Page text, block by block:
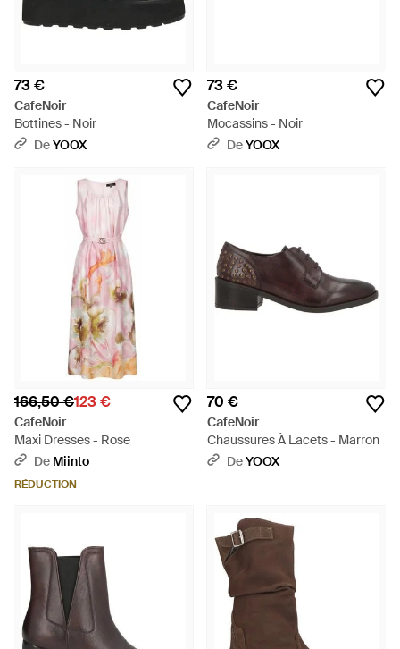
73 €
CafeNoir
Bottines - Noir
DeYOOX
73 €
CafeNoir
Mocassins - Noir
DeYOOX
166,50 €123 €
CafeNoir
Maxi Dresses - Rose
De Miinto
RÉDUCTION
70 €
CafeNoir
Chaussures À Lacets - Marron
DeYOOX